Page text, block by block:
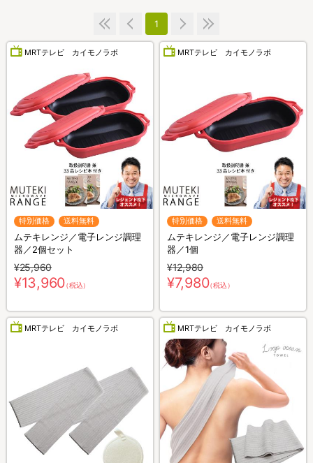
1
MRTテレビ カイモノラボ
特別価格 送料無料
ムテキレンジ／電子レンジ調理
器／2個セット
¥25,960
¥13,960（税込）
MRTテレビ カイモノラボ
特別価格 送料無料
ムテキレンジ／電子レンジ調理
器／1個
¥12,980
¥7,980（税込）
MRTテレビ カイモノラボ MRTテレビ カイモノラボ